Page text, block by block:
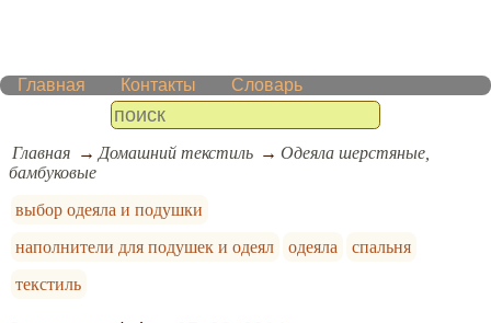
Главная Контакты Словарь
Главная Домашний текстиль
Одеяла шерстяные,
бамбуковые
выбор одеяла и подушки
наполнители для подушек и одеял
одеяла
спальня
текстиль